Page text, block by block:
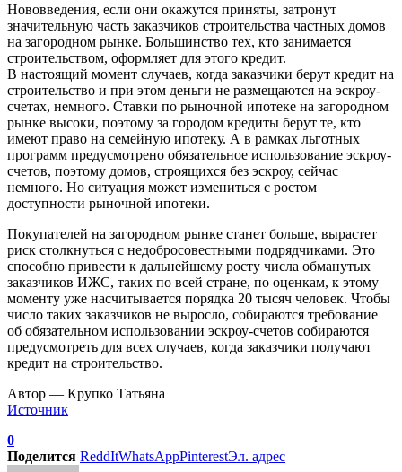
Нововведения, если они окажутся приняты, затронут
значительную часть заказчиков строительства частных домов
на загородном рынке. Большинство тех, кто занимается
строительством, оформляет для этого кредит.
В настоящий момент случаев, когда заказчики берут кредит на
строительство и при этом деньги не размещаются на эскроу-
счетах, немного. Ставки по рыночной ипотеке на загородном
рынке высоки, поэтому за городом кредиты берут те, кто
имеют право на семейную ипотеку. А в рамках льготных
программ предусмотрено обязательное использование эскроу-
счетов, поэтому домов, строящихся без эскроу, сейчас
немного. Но ситуация может измениться с ростом
доступности рыночной ипотеки.
Покупателей на загородном рынке станет больше, вырастет
риск столкнуться с недобросовестными подрядчиками. Это
способно привести к дальнейшему росту числа обманутых
заказчиков ИЖС, таких по всей стране, по оценкам, к этому
моменту уже насчитывается порядка 20 тысяч человек. Чтобы
число таких заказчиков не выросло, собираются требование
об обязательном использовании эскроу-счетов собираются
предусмотреть для всех случаев, когда заказчики получают
кредит на строительство.
Автор — Крупко Татьяна
Источник
0
Поделится ReddItWhatsAppPinterestЭл. адрес